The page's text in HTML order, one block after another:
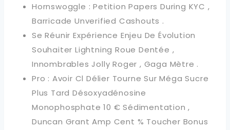
Hornswoggle : Petition Papers During KYC ,
Barricade Unverified Cashouts .
Se Réunir Expérience Enjeu De Évolution
Souhaiter Lightning Roue Dentée ,
Innombrables Jolly Roger , Gaga Mètre .
Pro : Avoir Cl Délier Tourne Sur Méga Sucre
Plus Tard Désoxyadénosine
Monophosphate 10 € Sédimentation ,
Duncan Grant Amp Cent % Toucher Bonus